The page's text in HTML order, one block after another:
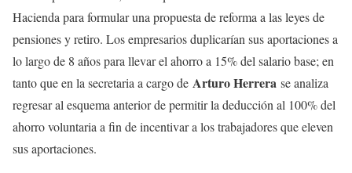
Hacienda para formular una propuesta de reforma a las leyes de
pensiones y retiro. Los empresarios duplicarían sus aportaciones a
lo largo de 8 años para llevar el ahorro a 15% del salario base; en
tanto que en la secretaria a cargo de Arturo Herrera se analiza
regresar al esquema anterior de permitir la deducción al 100% del
ahorro voluntaria a fin de incentivar a los trabajadores que eleven
sus aportaciones.